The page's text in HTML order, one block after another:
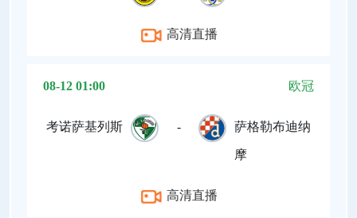
高清直播
08-12 01:00 欧冠
考诺萨基列斯 - 萨格勒布迪纳
摩
高清直播